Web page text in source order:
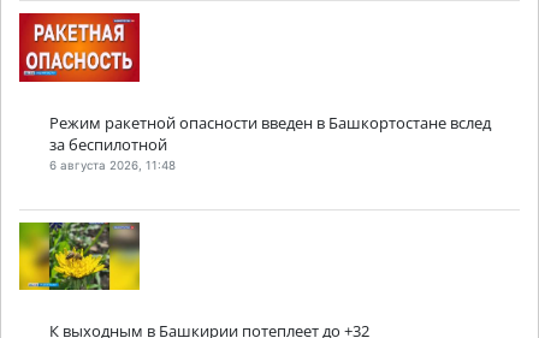
Режим ракетной опасности введен в Башкортостане вслед
за беспилотной
6 августа 2026, 11:48
К выходным в Башкирии потеплеет до +32